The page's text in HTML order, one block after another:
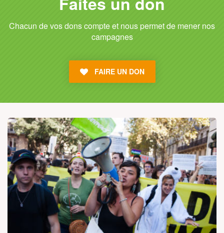
Chacun de vos dons compte et nous permet de mener nos
campagnes
FAIRE UN DON